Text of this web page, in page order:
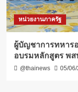
หน่วยงานภาครัฐ
ผู้บัญชาการทหาร
อบรมหลักสูตร พส
@thainews 05/